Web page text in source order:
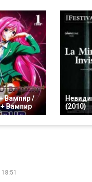
Вампир /
Вампир
(2010)